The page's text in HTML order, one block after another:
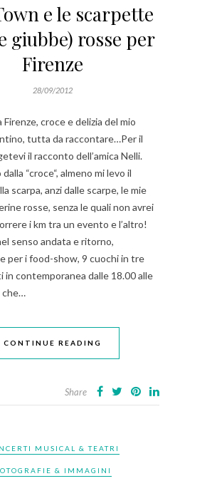
e le scarpette
giubbe) rosse per
Firenze
28/09/2012
croce e delizia del mio
tutta da raccontare…Per il
il racconto dell’amica Nelli.
“croce“, almeno mi levo il
scarpa, anzi dalle scarpe, le mie
rosse, senza le quali non avrei
i km tra un evento e l’altro!
senso andata e ritorno,
per i food-show, 9 cuochi in tre
in contemporanea dalle 18.00 alle
che…
CONTINUE READING
Share
MUSICAL & TEATRI
& IMMAGINI